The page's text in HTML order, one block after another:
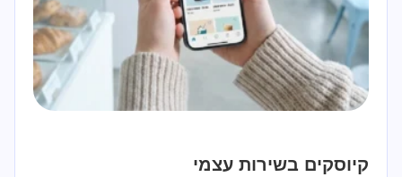
קיוסקים בשירות עצמי